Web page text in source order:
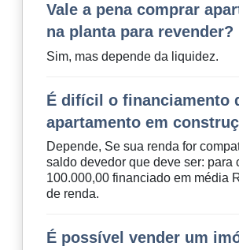
Vale a pena comprar
na planta para revender?
Sim, mas depende da liquidez.
É difícil o financiamento
apartamento em
Depende, Se sua renda for
saldo devedor que deve ser: para
100.000,00 financiado em média
de renda.
É possível vender um